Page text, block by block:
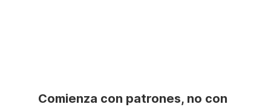
Comienza con patrones, no con